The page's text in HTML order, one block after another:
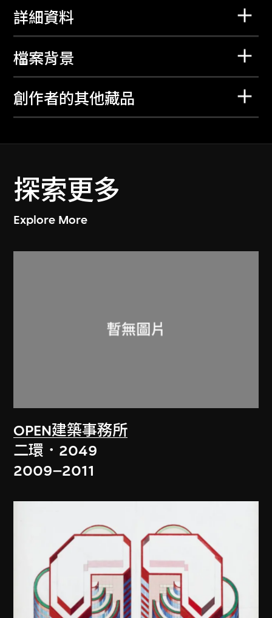
詳細資料
檔案背景
創作者的其他藏品
探索更多
Explore More
OPEN建築事務所
二環．2049
2009–2011